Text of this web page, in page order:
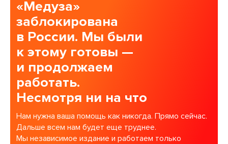
«Медуза»
заблокирована
в России. Мы были
к этому готовы —
и продолжаем
работать.
Несмотря ни на что
Нам нужна ваша помощь как никогда. Прямо сейчас.
Дальше всем нам будет еще труднее.
Мы независимое издание и работаем только